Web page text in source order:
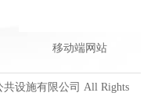
移动端网站
共设施有限公司 All Rights